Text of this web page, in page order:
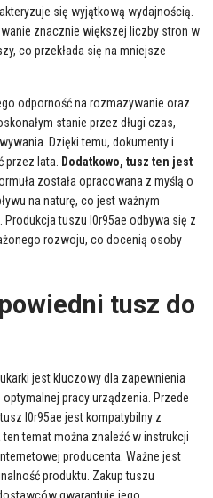
się wyjątkową wydajnością.
znacznie większej liczby stron w
co przekłada się na mniejsze
odporność na rozmazywanie oraz
stanie przez długi czas,
Dzięki temu, dokumenty i
lata. Dodatkowo, tusz ten jest
została opracowana z myślą o
na naturę, co jest ważnym
tuszu l0r95ae odbywa się z
rozwoju, co docenią osoby
tusz do
jest kluczowy dla zapewnienia
pracy urządzenia. Przede
l0r95ae jest kompatybilny z
temat można znaleźć w instrukcji
producenta. Ważne jest
produktu. Zakup tuszu
gwarantuje jego